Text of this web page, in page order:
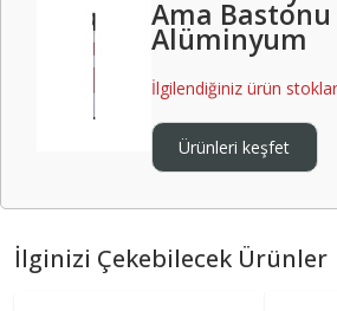
Ama Bastonu
Alüminyum
İlgilendiğiniz ürün
Ürünleri keşfet
İlginizi Çekebilecek Ürünler